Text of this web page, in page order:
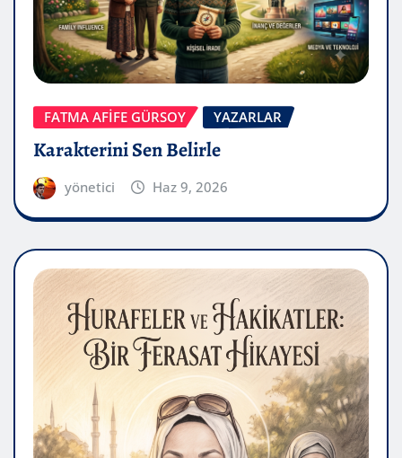
FATMA AFİFE GÜRSOY YAZARLAR
Karakterini Sen Belirle
yönetici Haz 9, 2026